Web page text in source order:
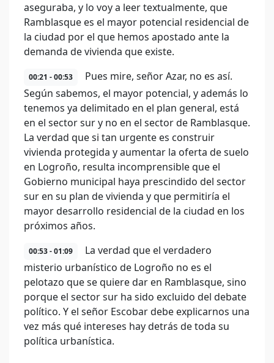
aseguraba, y lo voy a leer textualmente, que
Ramblasque es el mayor potencial residencial de
la ciudad por el que hemos apostado ante la
demanda de vivienda que existe.
00:21 - 00:53
Pues mire, señor Azar, no es así.
Según sabemos, el mayor potencial, y además lo
tenemos ya delimitado en el plan general, está
en el sector sur y no en el sector de Ramblasque.
La verdad que si tan urgente es construir
vivienda protegida y aumentar la oferta de suelo
en Logroño, resulta incomprensible que el
Gobierno municipal haya prescindido del sector
sur en su plan de vivienda y que permitiría el
mayor desarrollo residencial de la ciudad en los
próximos años.
00:53 - 01:09
La verdad que el verdadero
misterio urbanístico de Logroño no es el
pelotazo que se quiere dar en Ramblasque, sino
porque el sector sur ha sido excluido del debate
político. Y el señor Escobar debe explicarnos una
vez más qué intereses hay detrás de toda su
política urbanística.